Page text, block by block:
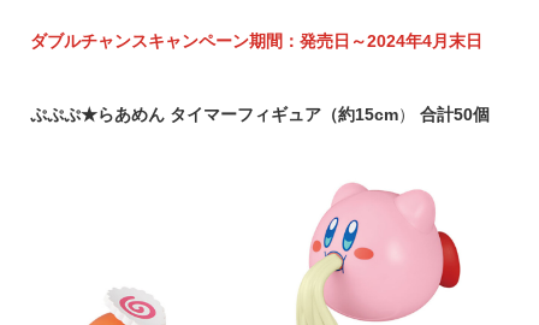
ダブルチャンスキャンペーン期間：発売日～2024年4月末日
ぷぷぷ★らあめん タイマーフィギュア（約15cm） 合計50個